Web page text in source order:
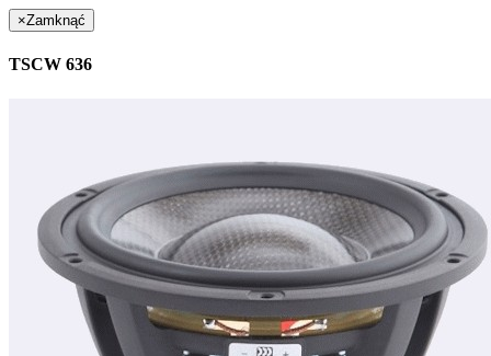
×Zamknąć
TSCW 636